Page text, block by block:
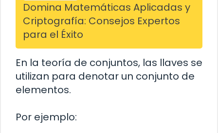
Domina Matemáticas Aplicadas y
Criptografía: Consejos Expertos
para el Éxito
En la teoría de conjuntos, las llaves se
utilizan para denotar un conjunto de
elementos.
Por ejemplo: